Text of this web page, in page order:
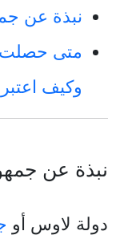
نبذة عن
متى حصلت
وكيف
نبذة عن
دولة لاوس أو